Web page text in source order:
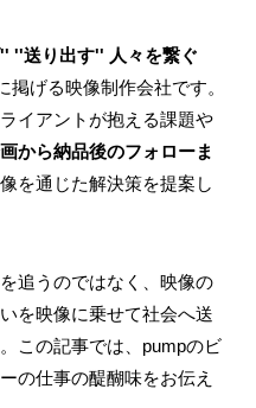
''送り出す'' 人々を繋ぐ
掲げる映像制作会社です。
イアントが抱える課題や
から納品後のフォローま
を通じた解決策を提案し
追うのではなく、映像の
を映像に乗せて社会へ送
この記事では、pumpのビ
の仕事の醍醐味をお伝え